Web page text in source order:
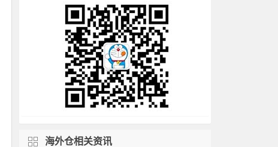
海外仓相关资讯